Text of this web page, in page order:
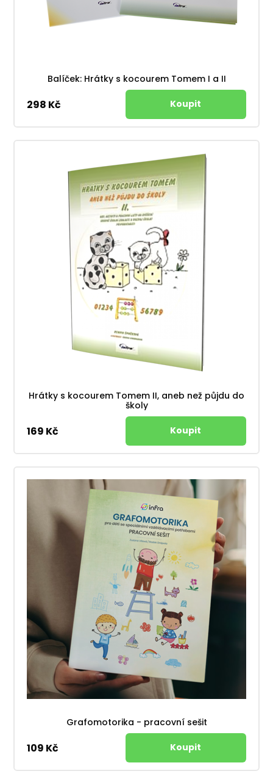
Balíček: Hrátky s kocourem Tomem I a II
298 Kč
Hrátky s kocourem Tomem II, aneb než půjdu do
školy
169 Kč
Grafomotorika - pracovní sešit
109 Kč